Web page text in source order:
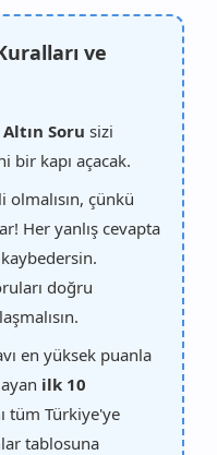
ve
Soru sizi
bir kapı açacak.
olmalısın, çünkü
Her yanlış cevapta
doğru
en yüksek puanla
ilk 10
tüm Türkiye'ye
tablosuna